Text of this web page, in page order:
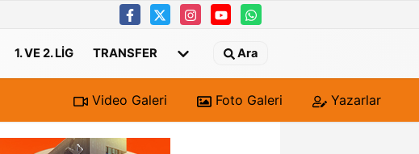
1. VE 2. LIG TRANSFER Ara
Video Galeri Foto Galeri Yazarlar